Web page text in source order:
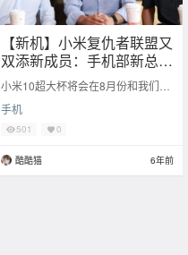
【新机】小米复仇者联盟又
双添新成员：手机部新总裁
丨小米10超大杯最强快充
组合：120W有线+50W无
线？
小米10超大杯将会在8月份和我们正
新机。根据目前网上曝光的信息：
小米10
手机
501 0
酷酷猫 6年前